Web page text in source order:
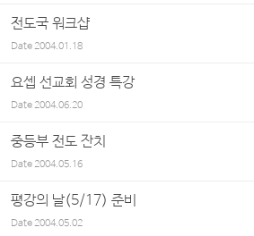
전도국 워크샵
Date2004.01.18
요셉 선교회 성경 특강
Date2004.06.20
중등부 전도 잔치
Date2004.05.16
평강의 날(5/17) 준비
Date2004.05.02